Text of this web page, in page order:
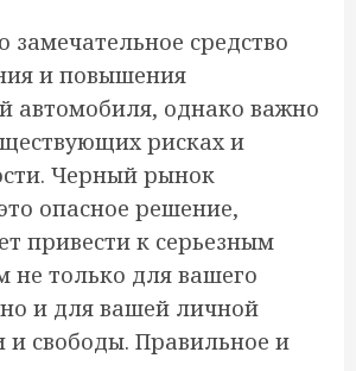
средство
и повышения
автомобиля, однако важно
рисках и
Черный рынок
опасное решение,
привести к серьезным
не только для вашего
и для вашей личной
и свободы. Правильное и